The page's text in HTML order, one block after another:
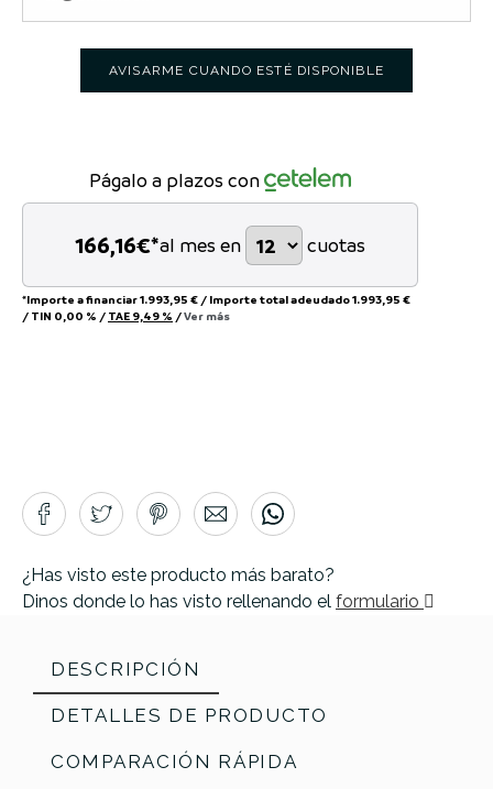
AVISARME CUANDO ESTÉ DISPONIBLE
Págalo a plazos con
166,16€*al mes en cuotas
*Importe a financiar1.993,95 € / Importe total adeudado1.993,95 €
/ TIN 0,00 % / TAE 9,49 % /Ver más
¿Has visto este producto más barato?
Dinos donde lo has visto rellenando el formulario
DESCRIPCIÓN
DETALLES DE PRODUCTO
COMPARACIÓN RÁPIDA